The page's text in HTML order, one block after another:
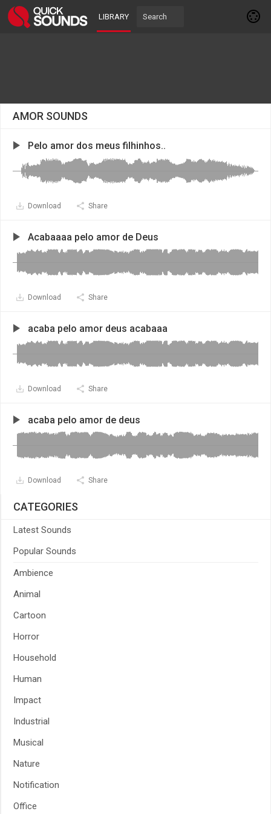
LIBRARY
AMOR SOUNDS
Pelo amor dos meus filhinhos..
Download Share
Acabaaaa pelo amor de Deus
Download Share
acaba pelo amor deus acabaaa
Download Share
acaba pelo amor de deus
Download Share
CATEGORIES
Latest Sounds
Popular Sounds
Ambience
Animal
Cartoon
Horror
Household
Human
Impact
Industrial
Musical
Nature
Notification
Office